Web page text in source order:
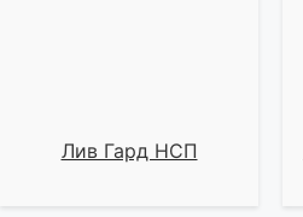
Лив Гард НСП